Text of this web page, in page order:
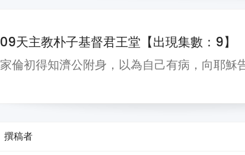
09天主教朴子基督君王堂【出現集數：9】
家倫初得知濟公附身，以為自己有病，向耶穌
撰稿者